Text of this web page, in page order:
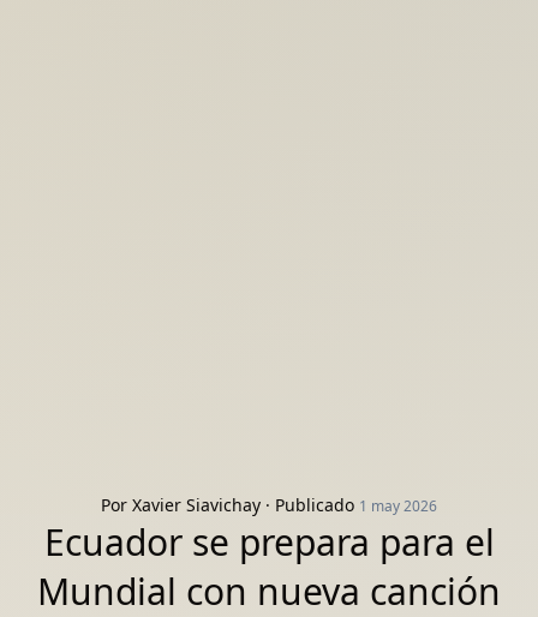
Por Xavier Siavichay · Publicado 1 may 2026
Ecuador se prepara para el
Mundial con nueva canción